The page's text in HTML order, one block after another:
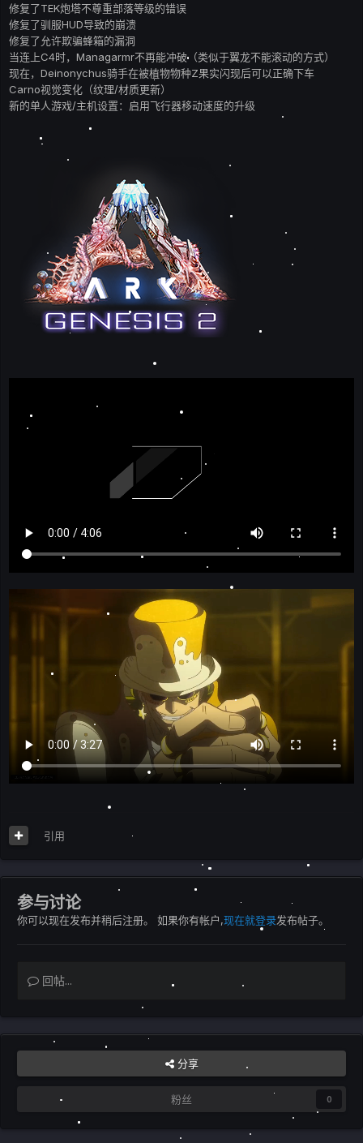
修复了TEK炮塔不尊重部落等级的错误
修复了驯服HUD导致的崩溃
修复了允许欺骗蜂箱的漏洞
当连上C4时，Managarmr不再能冲破（类似于翼龙不能滚动的方式）
现在，Deinonychus骑手在被植物物种Z果实闪现后可以正确下车
Carno视觉变化（纹理/材质更新）
新的单人游戏/主机设置：启用飞行器移动速度的升级
引用
参与讨论
你可以现在发布并稍后注册。 如果你有帐户,现在就登录发布帖子。
回帖...
分享
粉丝 0